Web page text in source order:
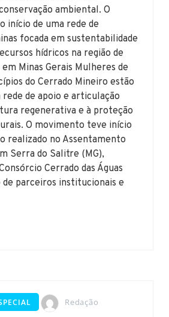
ambiental. O
início de uma rede de
focada em sustentabilidade
hídricos na região de
Minas Gerais Mulheres de
do Cerrado Mineiro estão
de apoio e articulação
regenerativa e à proteção
O movimento teve início
realizado no Assentamento
Serra do Salitre (MG),
Cerrado das Águas
de parceiros institucionais e
Redação